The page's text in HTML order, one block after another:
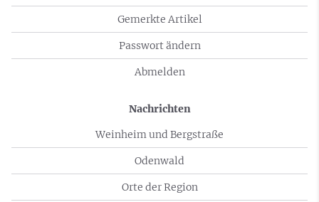
Gemerkte Artikel
Passwort ändern
Abmelden
Nachrichten
Weinheim und Bergstraße
Odenwald
Orte der Region